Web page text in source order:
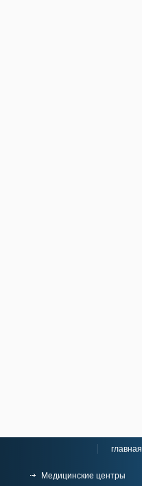
главная
Медицинские центры